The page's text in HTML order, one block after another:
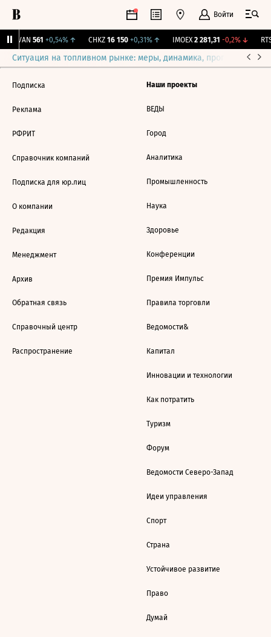
Войти
AVAN 561 +0,54%↑ CHKZ 16 150 +0,31%↑ IMOEX 2 281,31 -0,2%↓
Ситуация на топливном рынке: меры, динамика, прогнозы
Подписка
Реклама
РФРИТ
Справочник компаний
Подписка для юр.лиц
О компании
Редакция
Менеджмент
Архив
Обратная связь
Справочный центр
Распространение
Наши проекты
ВЕДЫ
Город
Аналитика
Промышленность
Наука
Здоровье
Конференции
Премия Импульс
Правила торговли
Ведомости&
Капитал
Инновации и технологии
Как потратить
Туризм
Форум
Ведомости Северо-Запад
Идеи управления
Спорт
Страна
Устойчивое развитие
Право
Думай